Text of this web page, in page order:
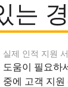
는
실제 인적 지원
도움이 필요하
중에 고객 지